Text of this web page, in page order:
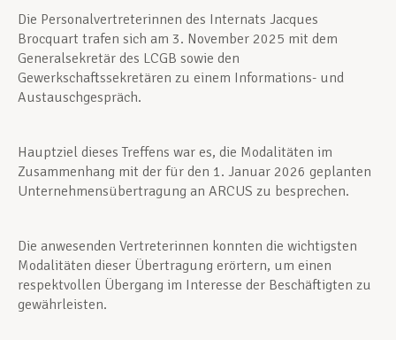
Die Personalvertreterinnen des Internats Jacques
Brocquart trafen sich am 3. November 2025 mit dem
Generalsekretär des LCGB sowie den
Gewerkschaftssekretären zu einem Informations- und
Austauschgespräch.
Hauptziel dieses Treffens war es, die Modalitäten im
Zusammenhang mit der für den 1. Januar 2026 geplanten
Unternehmensübertragung an ARCUS zu besprechen.
Die anwesenden Vertreterinnen konnten die wichtigsten
Modalitäten dieser Übertragung erörtern, um einen
respektvollen Übergang im Interesse der Beschäftigten zu
gewährleisten.